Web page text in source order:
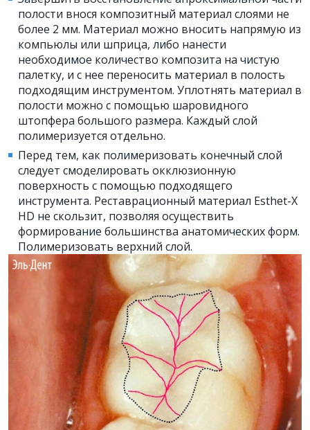
полости внося композитный материал слоями не
более 2 мм. Материал можно вносить напрямую из
компьюлы или шприца, либо нанести
необходимое количество композита на чистую
палетку, и с нее переносить материал в полость
подходящим инструментом. Уплотнять материал в
полости можно с помощью шаровидного
штопфера большого размера. Каждый слой
полимеризуется отдельно.
Перед тем, как полимеризовать конечный слой
следует смоделировать окклюзионную
поверхность с помощью подходящего
инструмента. Реставрационный материал Esthet-X
HD не скользит, позволяя осуществить
формирование большинства анатомических форм.
Полимеризовать верхний слой.